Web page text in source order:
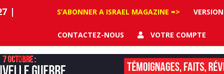
|
S’ABONNER A ISRAEL MAGAZINE =>
CONTACTEZ-NOUS VOTRE COMPTE